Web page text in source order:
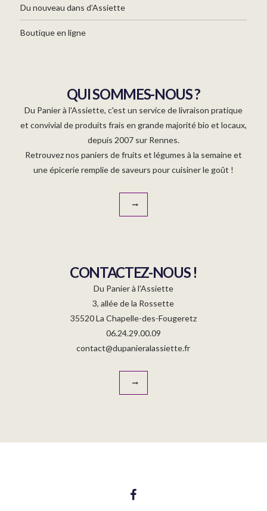
Du nouveau dans d’Assiette
Boutique en ligne
QUI SOMMES-NOUS ?
Du Panier à l'Assiette, c'est un service de livraison pratique
et convivial de produits frais en grande majorité bio et locaux,
depuis 2007 sur Rennes.
Retrouvez nos paniers de fruits et légumes à la semaine et
une épicerie remplie de saveurs pour cuisiner le goût !
CONTACTEZ-NOUS !
Du Panier à l'Assiette
3, allée de la Rossette
35520 La Chapelle-des-Fougeretz
06.24.29.00.09
contact@dupanieralassiette.fr